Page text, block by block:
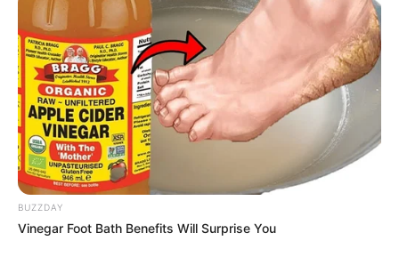
Kalau untuk
physical exfoliant , bisa gunakanscrub, sponge , atau
kapas. Perawatanexfoliating
cocok untuk yang kulitnya telah
mengalami masa penuaan.
Baca juga:Mengenal Dark Circle, Eye Bags, Puffy Eyes, dan
Apa Bedanya
Ada yang perlu diperhatikan sebelum perawatan
peelingdanexfoliating
BUZZDAY
Vinegar Foot Bath Benefits Will Surprise You